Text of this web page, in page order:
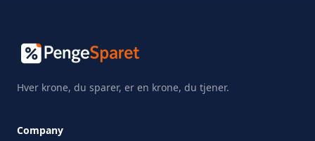
Hver krone, du sparer, er en krone, du tjener.
Company